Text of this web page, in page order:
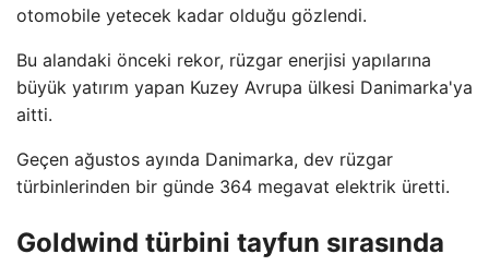
otomobile yetecek kadar olduğu gözlendi.
Bu alandaki önceki rekor, rüzgar enerjisi yapılarına
büyük yatırım yapan Kuzey Avrupa ülkesi Danimarka'ya
aitti.
Geçen ağustos ayında Danimarka, dev rüzgar
türbinlerinden bir günde 364 megavat elektrik üretti.
Goldwind türbini tayfun sırasında